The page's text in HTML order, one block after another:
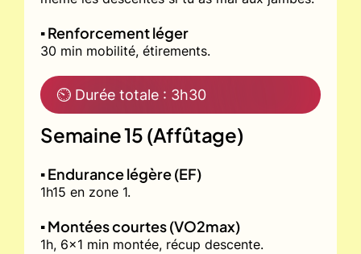
▪️ Renforcement léger
30 min mobilité, étirements.
⏲ Durée totale : 3h30
Semaine 15 (Affûtage)
▪️ Endurance légère (EF)
1h15 en zone 1.
▪️ Montées courtes (VO2max)
1h, 6x1 min montée, récup descente.